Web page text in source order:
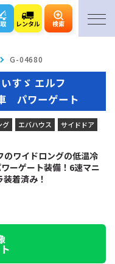
レンタル 検索
G-04680
いすゞ エルフ
パワーゲート
グ エバハウス
サイドドア
のワイドロングの低温冷
ーゲート装備！6速マニ
着済み！